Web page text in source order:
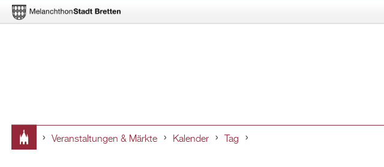
Veranstaltungen & Märkte Kalender Tag